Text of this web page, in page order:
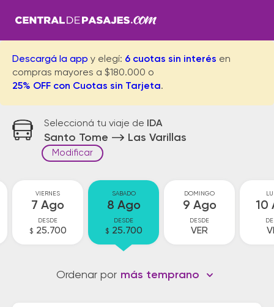
Descargá la app y elegí: 6 cuotas sin interés en
compras mayores a $180.000 o
25% OFF con Cuotas sin Tarjeta.
Seleccioná tu viaje de IDA
Santo Tome Las Varillas
Modificar
VIERNES
7 Ago
DESDE
$ 25.700
SABADO
8 Ago
DESDE
$ 25.700
DOMINGO
9 Ago
DESDE
VER
10
Ordenar por más temprano